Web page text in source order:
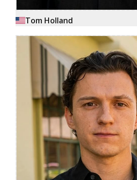
Tom Holland